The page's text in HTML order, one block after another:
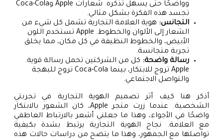
وواضحًا حتى يسهل تذكره. شعارات Apple وCoca-Cola
تجسد هذه الفكرة بشكل مثالي.
التجانس: هوية العلامة التجارية تشمل كل شيء من
الشعار إلى الألوان والخطوط. Apple تستخدم اللون
الأبيض، والخطوط النظيفة في كل مكان، مما يخلق
تجربة متجانسة.
رسالة واضحة: كل من الشركتين تحمل رسالة قوية.
Apple تروج للابتكار، بينما Coca-Cola تروج للبهجة
والتواصل الاجتماعي.
أذكر هنا كيف أثر تصميم الهوية التجارية في تجربتي
الشخصية. عندما زرت متجر Apple، كان الشعور بالابتكار
واضحًا في الأجواء، وهذا ما جعلني أشعر بالارتباط العاطفي
مع العلامة. نجاح الهوية التجارية يرتبط بشدة بكيفية
تواصلها مع الجمهور، وهذا ما يتضح من دراسات حالات هذه